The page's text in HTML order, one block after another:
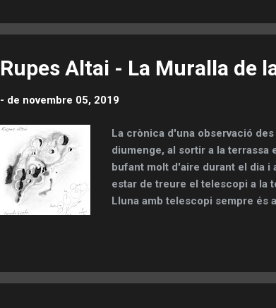
Rupes Altai - La Muralla de
- de novembre 05, 2019
La crònica d'una observació
diumenge, al sortir a la terrassa
bufant molt d'aire durant el dia i
estar de treure el telescopi a la
Lluna amb telescopi sempre és
reseguint les diferents
la zona del Cràter Picolomini